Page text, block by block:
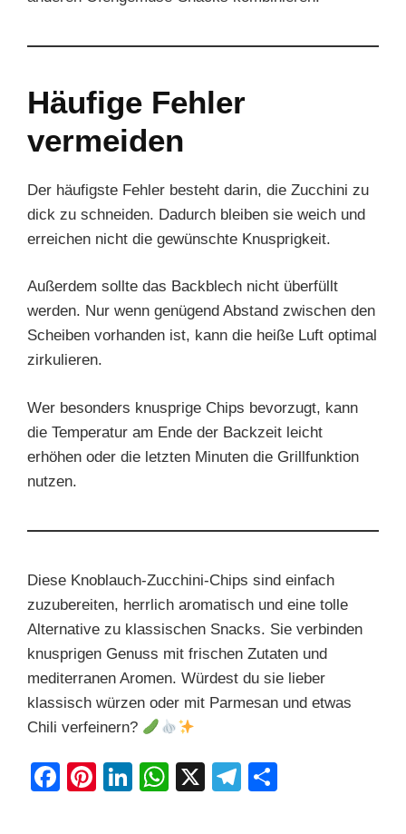
Häufige Fehler
vermeiden
Der häufigste Fehler besteht darin, die Zucchini zu
dick zu schneiden. Dadurch bleiben sie weich und
erreichen nicht die gewünschte Knusprigkeit.
Außerdem sollte das Backblech nicht überfüllt
werden. Nur wenn genügend Abstand zwischen den
Scheiben vorhanden ist, kann die heiße Luft optimal
zirkulieren.
Wer besonders knusprige Chips bevorzugt, kann
die Temperatur am Ende der Backzeit leicht
erhöhen oder die letzten Minuten die Grillfunktion
nutzen.
Diese Knoblauch-Zucchini-Chips sind einfach
zuzubereiten, herrlich aromatisch und eine tolle
Alternative zu klassischen Snacks. Sie verbinden
knusprigen Genuss mit frischen Zutaten und
mediterranen Aromen. Würdest du sie lieber
klassisch würzen oder mit Parmesan und etwas
Chili verfeinern?
F
Pi
Li
W
X
T